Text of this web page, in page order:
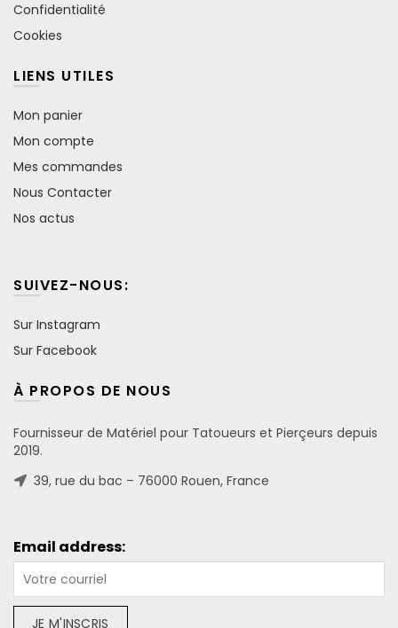
Confidentialité
Cookies
LIENS UTILES
Mon panier
Mon compte
Mes commandes
Nous Contacter
Nos actus
SUIVEZ-NOUS:
Sur Instagram
Sur Facebook
À PROPOS DE NOUS
Fournisseur de Matériel pour Tatoueurs et Pierçeurs depuis
2019.
39, rue du bac – 76000 Rouen, France
Email address: